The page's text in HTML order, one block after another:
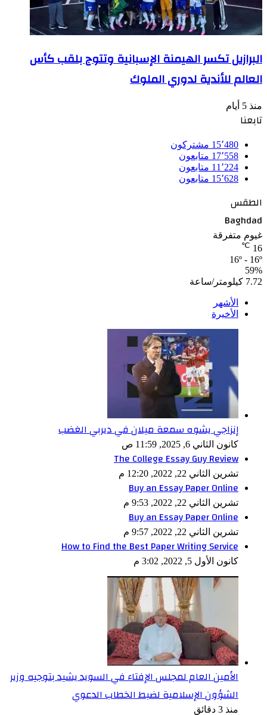
البرازيل تكسر الهيمنة الإسبانية وتتوج بلقب كأس
العالم للأندية لدوري الملوك
منذ 5 أيام
تابعنا
15٬480 مشتركون
17٬558 متابعون
11٬224 متابعون
15٬628 متابعون
الطقس
Baghdad
غيوم متفرقة
16
℃
16º - 16º
59%
7.72 كيلومتر/ساعة
الأشهر
الأخيرة
إنزاجي يشوه سمعة ميلان في ديربي الغضب
كانون الثاني 6, 2025, 11:59 ص
The College Essay Guy Review
تشرين الثاني 22, 2022, 12:20 م
Buy an Essay Paper Online
تشرين الثاني 22, 2022, 9:53 م
Buy an Essay Paper Online
تشرين الثاني 22, 2022, 9:57 م
How to Find the Best Paper Writing Service
كانون الأول 5, 2022, 3:02 م
الأمين العام لمجلس الإفتاء في السويد يشيد بتوجيه وزير
الشؤون الإسلامية لضبط الخطاب الدعوي
منذ 3 دقائق